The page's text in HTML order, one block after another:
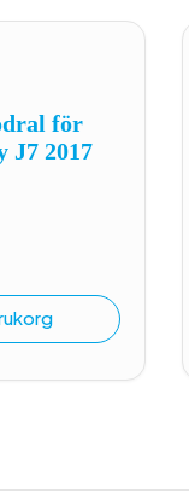
för
J7 2017